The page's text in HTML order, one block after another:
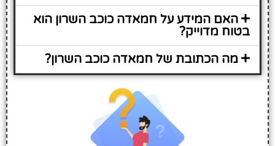
האם המידע על חמאדה כוכב השרון הוא
בטוח מדוייק?
מה הכתובת של חמאדה כוכב השרון?